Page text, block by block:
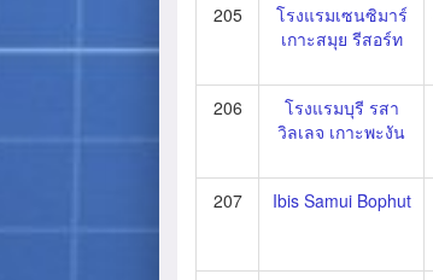
205
โรงแรมเซนซิมาร์
เกาะสมุย รีสอร์ท
206
โรงแรมบุรี รสา
วิลเลจ เกาะพะงัน
207
Ibis Samui Bophut